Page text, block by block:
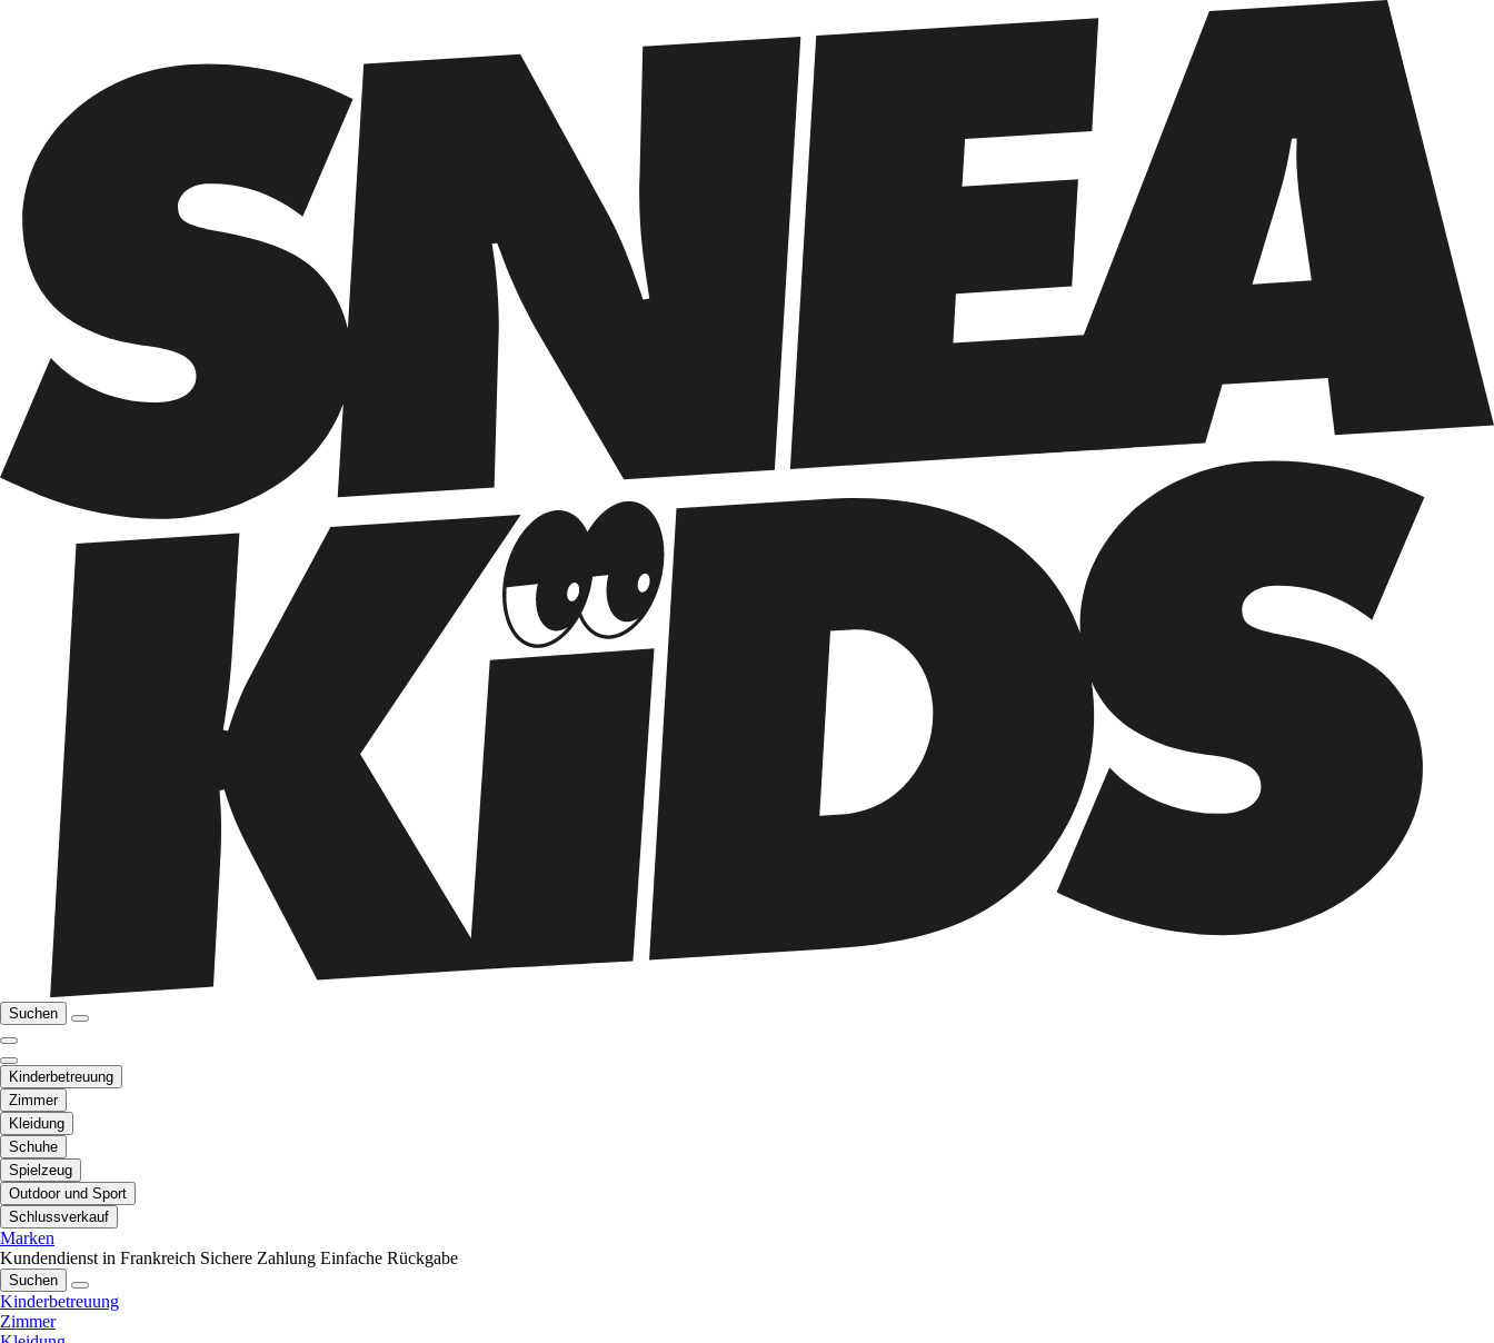
Suchen
Kinderbetreuung
Zimmer
Kleidung
Schuhe
Spielzeug
Outdoor und Sport
Schlussverkauf
Marken
Kundendienst in Frankreich Sichere Zahlung Einfache Rückgabe
Suchen
Kinderbetreuung
Zimmer